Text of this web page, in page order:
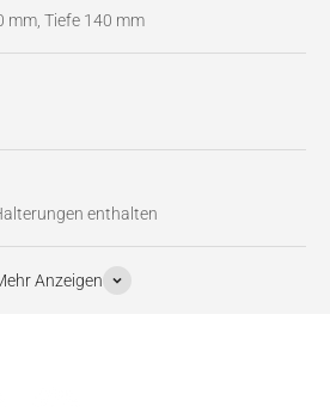
mm, Tiefe 140 mm
enthalten
Anzeigen